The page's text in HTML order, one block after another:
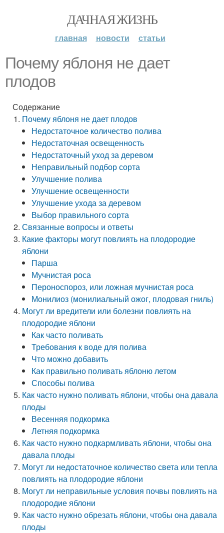
ДАЧНАЯ ЖИЗНЬ
главная новости статьи
Почему яблоня не дает
плодов
Содержание
Почему яблоня не дает плодов
Недостаточное количество полива
Недостаточная освещенность
Недостаточный уход за деревом
Неправильный подбор сорта
Улучшение полива
Улучшение освещенности
Улучшение ухода за деревом
Выбор правильного сорта
Связанные вопросы и ответы
Какие факторы могут повлиять на плодородие
яблони
Парша
Мучнистая роса
Пероноспороз, или ложная мучнистая роса
Монилиоз (монилиальный ожог, плодовая гниль)
Могут ли вредители или болезни повлиять на
плодородие яблони
Как часто поливать
Требования к воде для полива
Что можно добавить
Как правильно поливать яблоню летом
Способы полива
Как часто нужно поливать яблони, чтобы она давала
плоды
Весенняя подкормка
Летняя подкормка
Как часто нужно подкармливать яблони, чтобы она
давала плоды
Могут ли недостаточное количество света или тепла
повлиять на плодородие яблони
Могут ли неправильные условия почвы повлиять на
плодородие яблони
Как часто нужно обрезать яблони, чтобы она давала
плоды